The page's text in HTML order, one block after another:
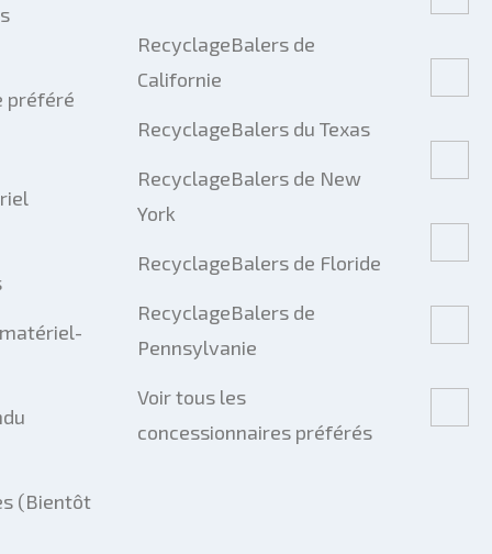
préféré
(Bientôt
RecyclageBalers de
Californie
RecyclageBalers du Texas
RecyclageBalers de New
York
RecyclageBalers de Floride
RecyclageBalers de
Pennsylvanie
Voir tous les
concessionnaires préférés